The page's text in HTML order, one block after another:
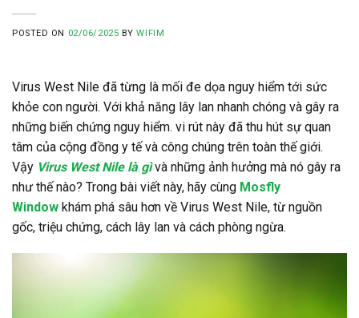
POSTED ON 02/06/2025 BYWIFIM
Virus West Nile đã từng là mối đe dọa nguy hiểm tới sức
khỏe con người. Với khả năng lây lan nhanh chóng và gây ra
những biến chứng nguy hiểm. vi rút này đã thu hút sự quan
tâm của cộng đồng y tế và công chúng trên toàn thế giới.
Vậy Virus West Nile là gìvà những ảnh hưởng mà nó gây ra
như thế nào? Trong bài viết này, hãy cùng Mosfly
Window khám phá sâu hơn về Virus West Nile, từ nguồn
gốc, triệu chứng, cách lây lan và cách phòng ngừa.